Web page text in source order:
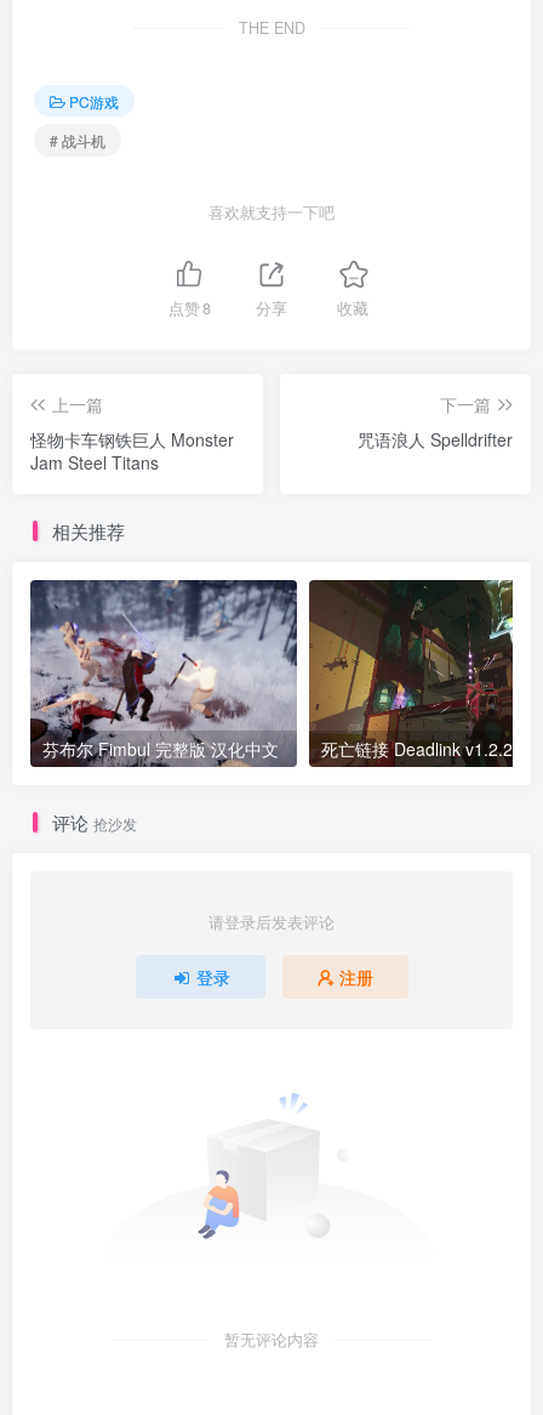
THE END
PC游戏
# 战斗机
喜欢就支持一下吧
点赞8 分享 收藏
上一篇
怪物卡车钢铁巨人 Monster
Jam Steel Titans
下一篇
咒语浪人 Spelldrifter
相关推荐
芬布尔 Fimbul 完整版 汉化中文
评论 抢沙发
请登录后发表评论
登录 注册
暂无评论内容